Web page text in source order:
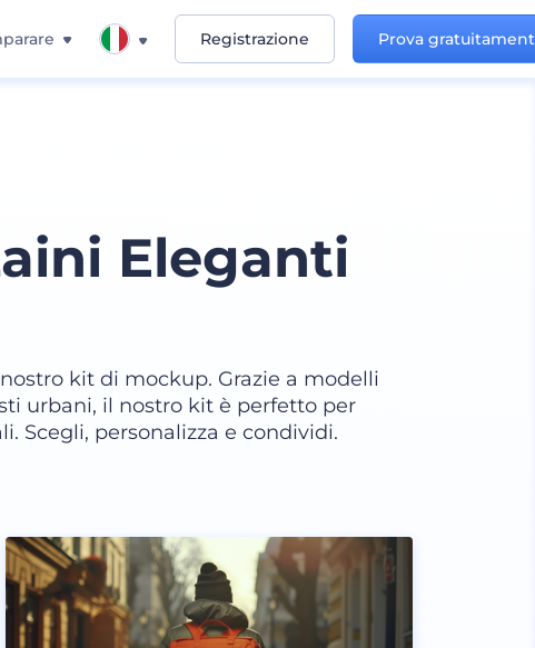
Registrazione Prova
Eleganti
kit di mockup. Grazie a modelli
urbani, il nostro kit è perfetto per
Scegli, personalizza e condividi.